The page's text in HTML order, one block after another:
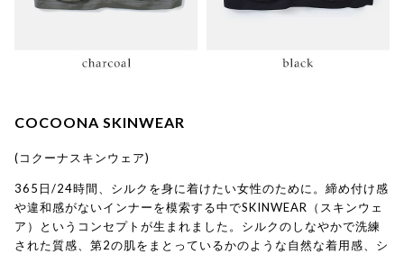
COCOONA SKINWEAR
(コクーナスキンウェア)
365日/24時間、シルクを身に着けたい女性のために。締め付け感
や違和感がないインナーを模索する中でSKINWEAR（スキンウェ
ア）というコンセプトが生まれました。シルクのしなやかで洗練
された質感、第2の肌をまとっているかのような自然な着用感、シ